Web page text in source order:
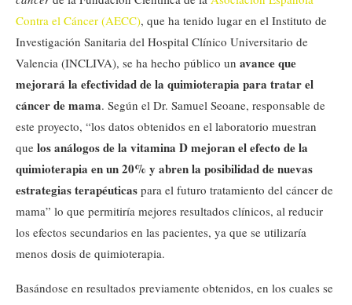
Contra el Cáncer (AECC), que ha tenido lugar en el Instituto de
Investigación Sanitaria del Hospital Clínico Universitario de
Valencia (INCLIVA), se ha hecho público un avance que
mejorará la efectividad de la quimioterapia para tratar el
cáncer de mama. Según el Dr. Samuel Seoane, responsable de
este proyecto, “los datos obtenidos en el laboratorio muestran
que los análogos de la vitamina D mejoran el efecto de la
quimioterapia en un 20% y abren la posibilidad de nuevas
estrategias terapéuticas para el futuro tratamiento del cáncer de
mama” lo que permitiría mejores resultados clínicos, al reducir
los efectos secundarios en las pacientes, ya que se utilizaría
menos dosis de quimioterapia.
Basándose en resultados previamente obtenidos, en los cuales se